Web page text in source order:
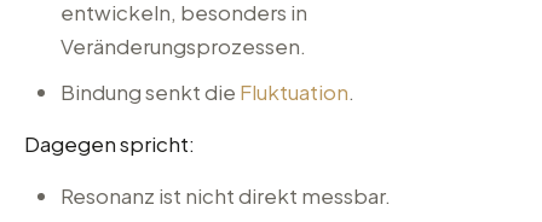
entwickeln, besonders in
Veränderungsprozessen.
Bindung senkt die Fluktuation.
Dagegen spricht:
Resonanz ist nicht direkt messbar.